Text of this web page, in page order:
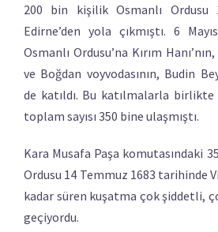
200 bin kişilik Osmanlı Ordusu
Edirne’den yola çıkmıştı. 6
Osmanlı Ordusu’na Kırım
ve Boğdan voyvodasının, Budin
de katıldı. Bu katılmalarla birlikte
toplam sayısı 350 bine ulaşmıştı.
Kara Musafa Paşa komutasındaki
Ordusu 14 Temmuz 1683 tarihinde
kadar süren kuşatma çok şiddetli,
geçiyordu.